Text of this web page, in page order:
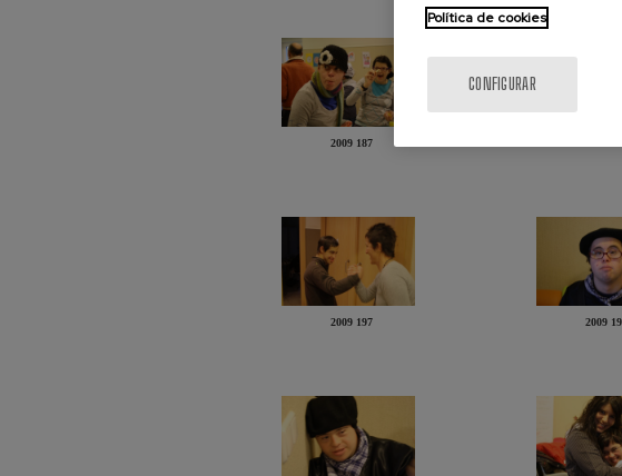
2009 187
2009 197 2009
Política de cookies
CONFIGURAR